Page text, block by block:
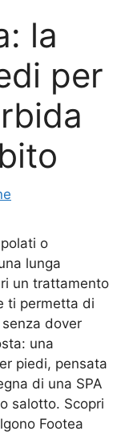
la
per
o
lunga
un trattamento
ti permetta di
dover
una
piedi, pensata
di una SPA
salotto. Scopri
Footea